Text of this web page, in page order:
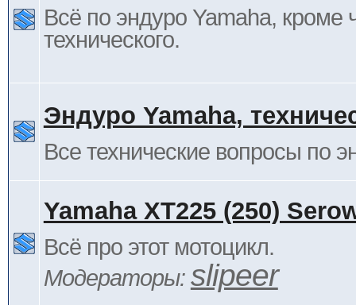
Всё по эндуро Yamaha, кроме
технического.
Эндуро Yamaha,
Все технические вопросы по
Yamaha XT225 (250)
Всё про этот мотоцикл.
Модераторы: slipeer